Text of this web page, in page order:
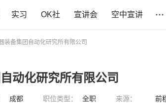
实习 OK社 宣讲会 空中宣讲
装备集团自动化研究所有限公司
动化研究所有限公司
成都 职位类型： 全职 来源：
前